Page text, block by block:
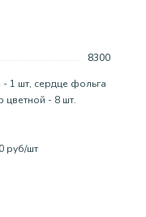
8300
1 шт, сердце фольга
цветной - 8 шт.
руб/шт